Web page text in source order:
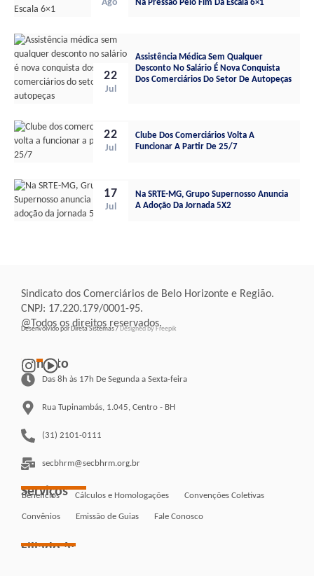
Ago Na Pressão Pelo Fim Da Escala 6×1
22
Jul
Assistência Médica Sem Qualquer
Desconto No Salário É Nova Conquista
Dos Comerciários Do Setor De Autopeças
22
Jul
Clube Dos Comerciários Volta A
Funcionar A Partir De 25/7
17
Jul
Na SRTE-MG, Grupo Supernosso Anuncia
A Adoção Da Jornada 5X2
Sindicato dos Comerciários de Belo Horizonte e Região.
CNPJ: 17.220.179/0001-95.
@Todos os direitos reservados.
Desenvolvido por Direta Sistemas /Designed by Freepik
Contato
Das 8h às 17h De Segunda a Sexta-feira
Rua Tupinambás, 1.045, Centro - BH
(31) 2101-0111
secbhrm@secbhrm.org.br
Serviços
Benefícios Cálculos e Homologações Convenções Coletivas
Convênios Emissão de Guias Fale Conosco
Filiado à: